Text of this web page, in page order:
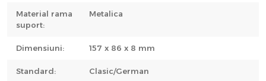
Material rama
suport:
Metalica
Dimensiuni: 157 x 86 x 8 mm
Standard: Clasic/German